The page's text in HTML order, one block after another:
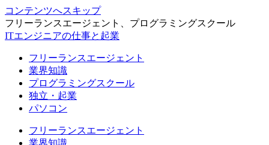
コンテンツへスキップ
フリーランスエージェント、プログラミングスクール
ITエンジニアの仕事と起業
フリーランスエージェント
業界知識
プログラミングスクール
独立・起業
パソコン
フリーランスエージェント
業界知識